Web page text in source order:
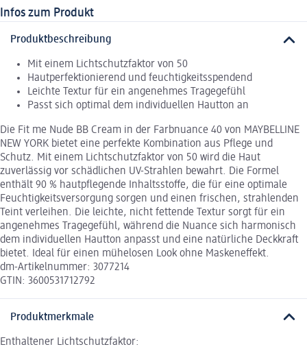
Infos zum Produkt
Produktbeschreibung
Mit einem Lichtschutzfaktor von 50
Hautperfektionierend und feuchtigkeitsspendend
Leichte Textur für ein angenehmes Tragegefühl
Passt sich optimal dem individuellen Hautton an
Die Fit me Nude BB Cream in der Farbnuance 40 von MAYBELLINE
NEW YORK bietet eine perfekte Kombination aus Pflege und
Schutz. Mit einem Lichtschutzfaktor von 50 wird die Haut
zuverlässig vor schädlichen UV-Strahlen bewahrt. Die Formel
enthält 90 % hautpflegende Inhaltsstoffe, die für eine optimale
Feuchtigkeitsversorgung sorgen und einen frischen, strahlenden
Teint verleihen. Die leichte, nicht fettende Textur sorgt für ein
angenehmes Tragegefühl, während die Nuance sich harmonisch
dem individuellen Hautton anpasst und eine natürliche Deckkraft
bietet. Ideal für einen mühelosen Look ohne Maskeneffekt.
dm-Artikelnummer: 3077214
GTIN: 3600531712792
Produktmerkmale
Enthaltener Lichtschutzfaktor: